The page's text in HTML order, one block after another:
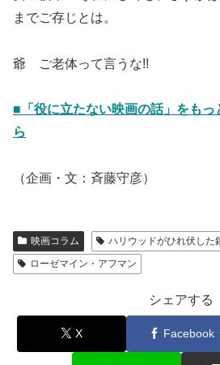
までご存じとは。
爺 ご老体って言うな!!
■「役に立たない映画の話」をもっ
ら
（企画・文：斉藤守彦）
映画コラム
ハリウッドがひれ伏した
ローゼマイン・アフマン
シェアする
X Facebook